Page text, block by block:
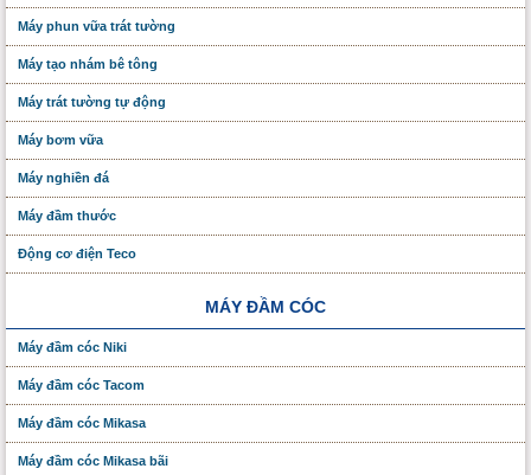
Máy phun vữa trát tường
Máy tạo nhám bê tông
Máy trát tường tự động
Máy bơm vữa
Máy nghiền đá
Máy đầm thước
Động cơ điện Teco
MÁY ĐẦM CÓC
Máy đầm cóc Niki
Máy đầm cóc Tacom
Máy đầm cóc Mikasa
Máy đầm cóc Mikasa bãi